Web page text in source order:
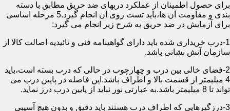
برای حصول اطمینان از عملکرد دربهای ضد حریق مطابق با دسته
بندی و مقاومت آن ها،باید تست روی آن انجام گیرد.5 مرحله اساسی
برای آزمایش در ضد حریق به شرح زیر انجام می گیرد:
1-درب خریداری شده باید دارای گواهینامه فنی و تائیدیه اصالت کالا از
سازمان آتش نشانی باشد.
2-فضای خالی بین درب و چهارچوب در حالی که درب بسته است،باید
4 میلیمتر از قسمت بالا و اطراف باشد.این فاصله در پایین درب می
تواند تا 8 میلیمتر باشد.به عبارتی نور نباید از پایین درب درز نماید.
3-درزگیرهایی که اطراف درب هستند باید دقیق و بدون هیچ آسیبی